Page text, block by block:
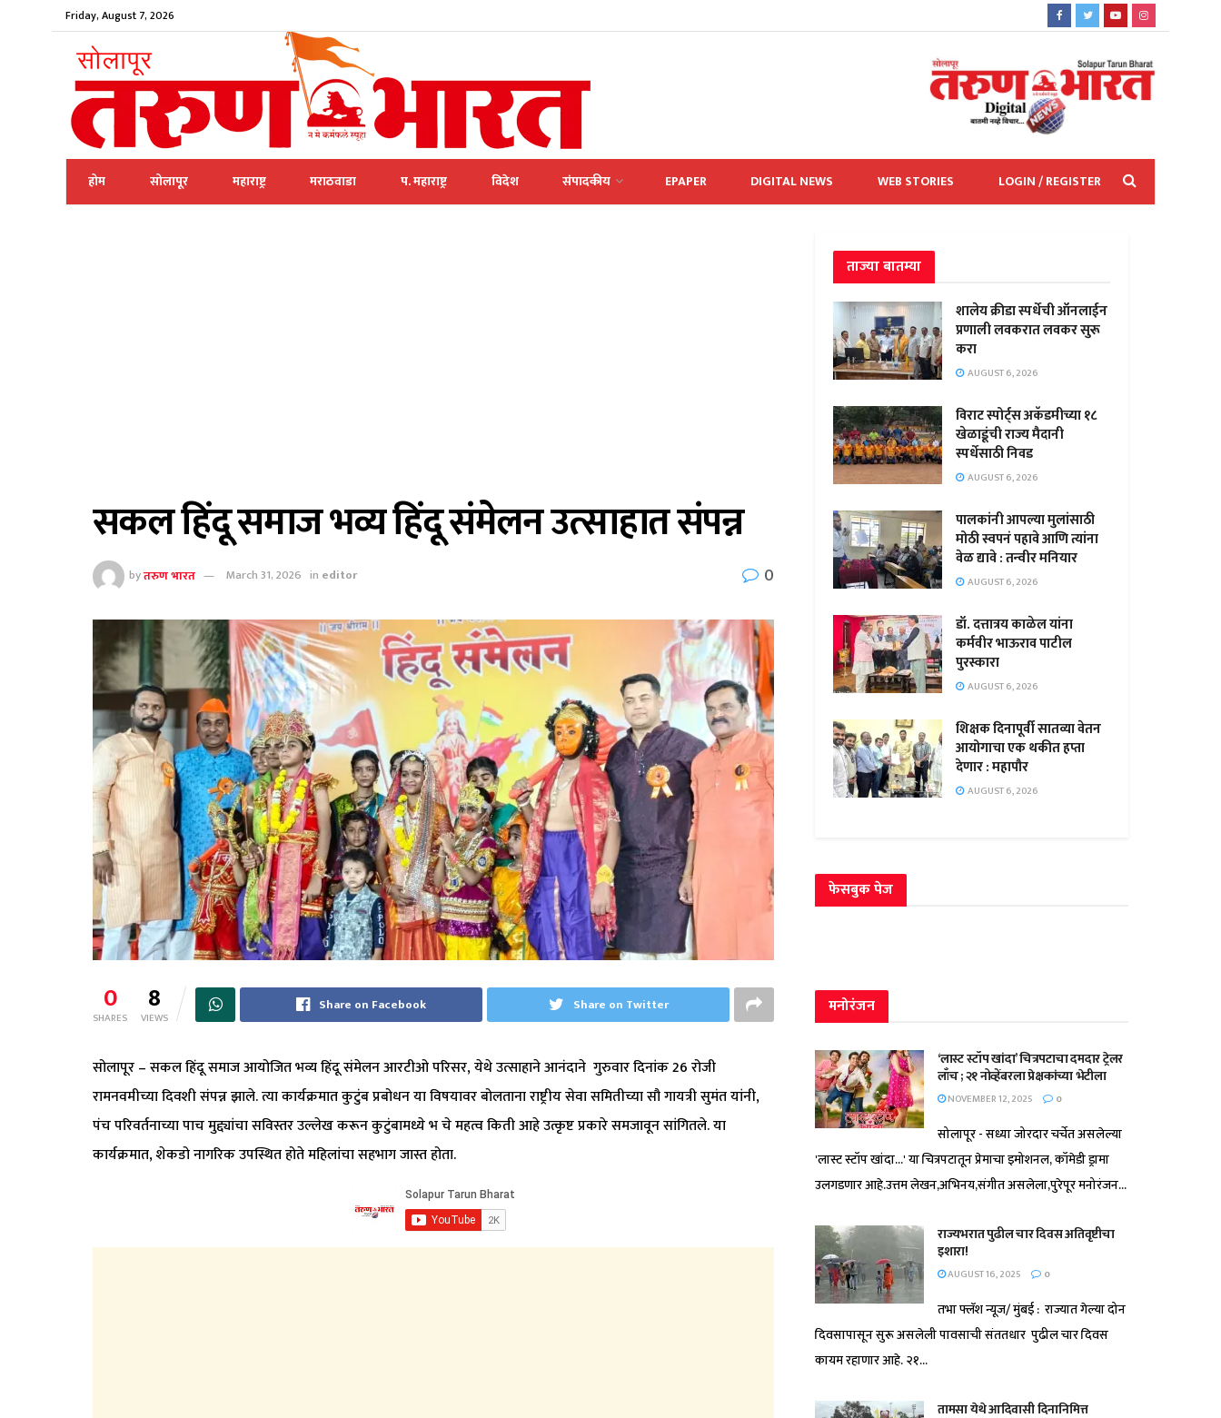
Friday, August 7, 2026
होम सोलापूर महाराष्ट्र मराठवाडा प. महाराष्ट्र विदेश संपादकीय EPAPER DIGITAL NEWS WEB STORIES LOGIN / REGISTER
सकल हिंदू समाज भव्य हिंदू संमेलन उत्साहात संपन्न
byतरुण भारत March 31, 2026 in editor 0
0
SHARES 8
VIEWS
Share on Facebook Share on Twitter
सोलापूर – सकल हिंदू समाज आयोजित भव्य हिंदू संमेलन आरटीओ परिसर, येथे उत्साहाने आनंदाने गुरुवार दिनांक 26 रोजी
रामनवमीच्या दिवशी संपन्न झाले. त्या कार्यक्रमात कुटुंब प्रबोधन या विषयावर बोलताना राष्ट्रीय सेवा समितीच्या सौ गायत्री सुमंत यांनी,
पंच परिवर्तनाच्या पाच मुद्द्यांचा सविस्तर उल्लेख करून कुटुंबामध्ये भ चे महत्व किती आहे उत्कृष्ट प्रकारे समजावून सांगितले. या
कार्यक्रमात, शेकडो नागरिक उपस्थित होते महिलांचा सहभाग जास्त होता.
ताज्या बातम्या
शालेय क्रीडा स्पर्धेची ऑनलाईन
प्रणाली लवकरात लवकर सुरू
करा
AUGUST 6, 2026
विराट स्पोर्ट्स अकॅडमीच्या १८
खेळाडूंची राज्य मैदानी
स्पर्धेसाठी निवड
AUGUST 6, 2026
पालकांनी आपल्या मुलांसाठी
मोठी स्वपनं पहावे आणि त्यांना
वेळ द्यावे : तन्वीर मनियार
AUGUST 6, 2026
डॉ. दत्तात्रय काळेल यांना
कर्मवीर भाऊराव पाटील
पुरस्कारा
AUGUST 6, 2026
शिक्षक दिनापूर्वी सातव्या वेतन
आयोगाचा एक थकीत हप्ता
देणार : महापौर
AUGUST 6, 2026
फेसबुक पेज
मनोरंजन
‘लास्ट स्टॉप खांदा’ चित्रपटाचा दमदार ट्रेलर
लाँच ; २१ नोव्हेंबरला प्रेक्षकांच्या भेटीला
NOVEMBER 12, 2025 0
सोलापूर - सध्या जोरदार चर्चेत असलेल्या
'लास्ट स्टॉप खांदा...' या चित्रपटातून प्रेमाचा इमोशनल, कॉमेडी ड्रामा
उलगडणार आहे.उत्तम लेखन,अभिनय,संगीत असलेला,पुरेपूर मनोरंजन...
राज्यभरात पुढील चार दिवस अतिवृष्टीचा
इशारा!
AUGUST 16, 2025 0
तभा फ्लॅश न्यूज/ मुंबई : राज्यात गेल्या दोन
दिवसापासून सुरू असलेली पावसाची संततधार पुढील चार दिवस
कायम रहाणार आहे. २१...
तामसा येथे आदिवासी दिनानिमित्त